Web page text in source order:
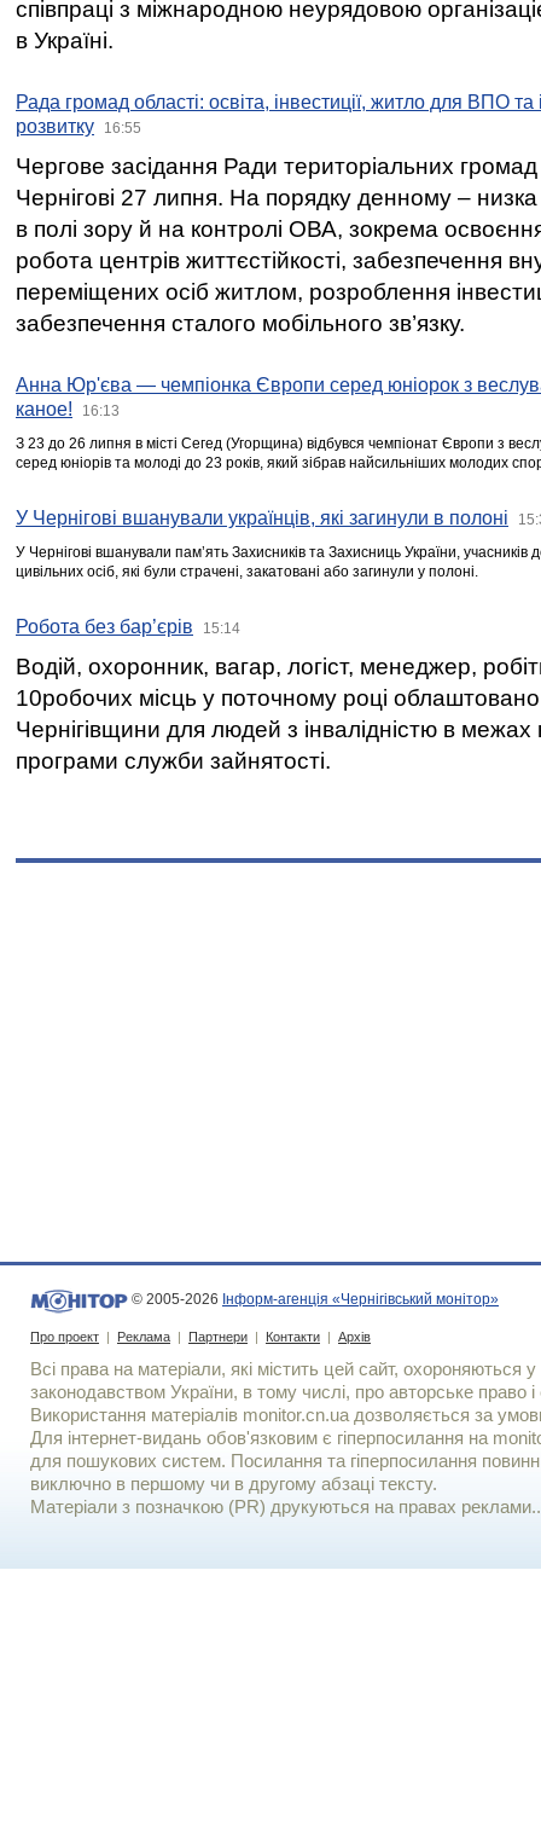
співпраці з міжнародною неурядовою
в Україні.
Рада громад області: освіта, інвестиції, житло для ВПО
розвитку
16:55
Чергове засідання Ради територіальних громад
Чернігові 27 липня. На порядку денному –
в полі зору й на контролі ОВА, зокрема освоєння
робота центрів життєстійкості, забезпечення
переміщених осіб житлом, розроблення
забезпечення сталого мобільного зв’язку.
Анна Юр'єва — чемпіонка Європи серед юніорок з
каное!
16:13
З 23 до 26 липня в місті Сегед (Угорщина) відбувся чемпіонат Європи з
серед юніорів та молоді до 23 років, який зібрав найсильніших молодих
У Чернігові вшанували українців, які загинули в полоні
У Чернігові вшанували пам’ять Захисників та Захисниць України,
цивільних осіб, які були страчені, закатовані або загинули у полоні.
Робота без бар’єрів 15:14
Водій, охоронник, вагар, логіст, менеджер,
10робочих місць у поточному році
Чернігівщини для людей з інвалідністю в межах
програми служби зайнятості.
© 2005-2026 Інформ-агенція «Чернігівський монітор»
Про проект | Реклама | Партнери | Контакти | Архів
Всі права на матеріали, які містить цей сайт, охороняються у
законодавством України, в тому числі, про авторське право і
Використання матерiалiв monitor.cn.ua дозволяється за
Для iнтернет-видань обов'язковим є гiперпосилання на
для пошукових систем. Посилання та гіперпосилання
виключно в першому чи в другому абзаці тексту.
Матеріали з позначкою (PR) друкуються на правах реклами..